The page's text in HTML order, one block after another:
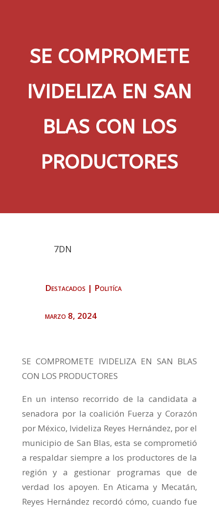
SE COMPROMETE
IVIDELIZA EN SAN
BLAS CON LOS
PRODUCTORES
7DN
Destacados | Politíca
marzo 8, 2024
SE COMPROMETE IVIDELIZA EN SAN BLAS
CON LOS PRODUCTORES
En un intenso recorrido de la candidata a
senadora por la coalición Fuerza y Corazón
por México, Ivideliza Reyes Hernández, por el
municipio de San Blas, esta se comprometió
a respaldar siempre a los productores de la
región y a gestionar programas que de
verdad los apoyen. En Aticama y Mecatán,
Reyes Hernández recordó cómo, cuando fue